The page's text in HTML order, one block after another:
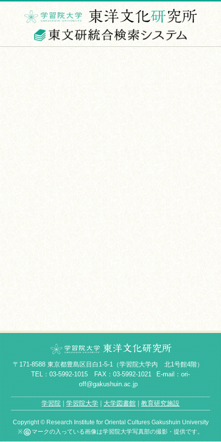
〒171-8588 東京都豊島区目白1-5-1（学習院大学内 北1号館4階）
TEL：03-5992-1015 FAX：03-5992-1021
E-mail：ori-
off@gakushuin.ac.jp
学習院 学習院大学 大学図書館 教育研究施設
Copyright © Research Institute for Oriental Cultures Gakushuin University
※
マークの入っている画像は学習院大学写真部の撮影・提供です。